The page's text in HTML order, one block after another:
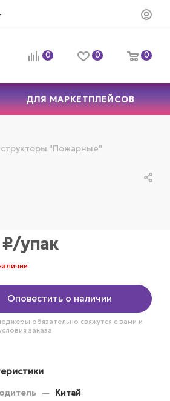
0 0 0
ДЛЯ МАРКЕТПЛЕЙСОВ
"Пожарные"
₽/упак
Оповестить о наличии
обязательно свяжутся с вами и
заказа
— Китай